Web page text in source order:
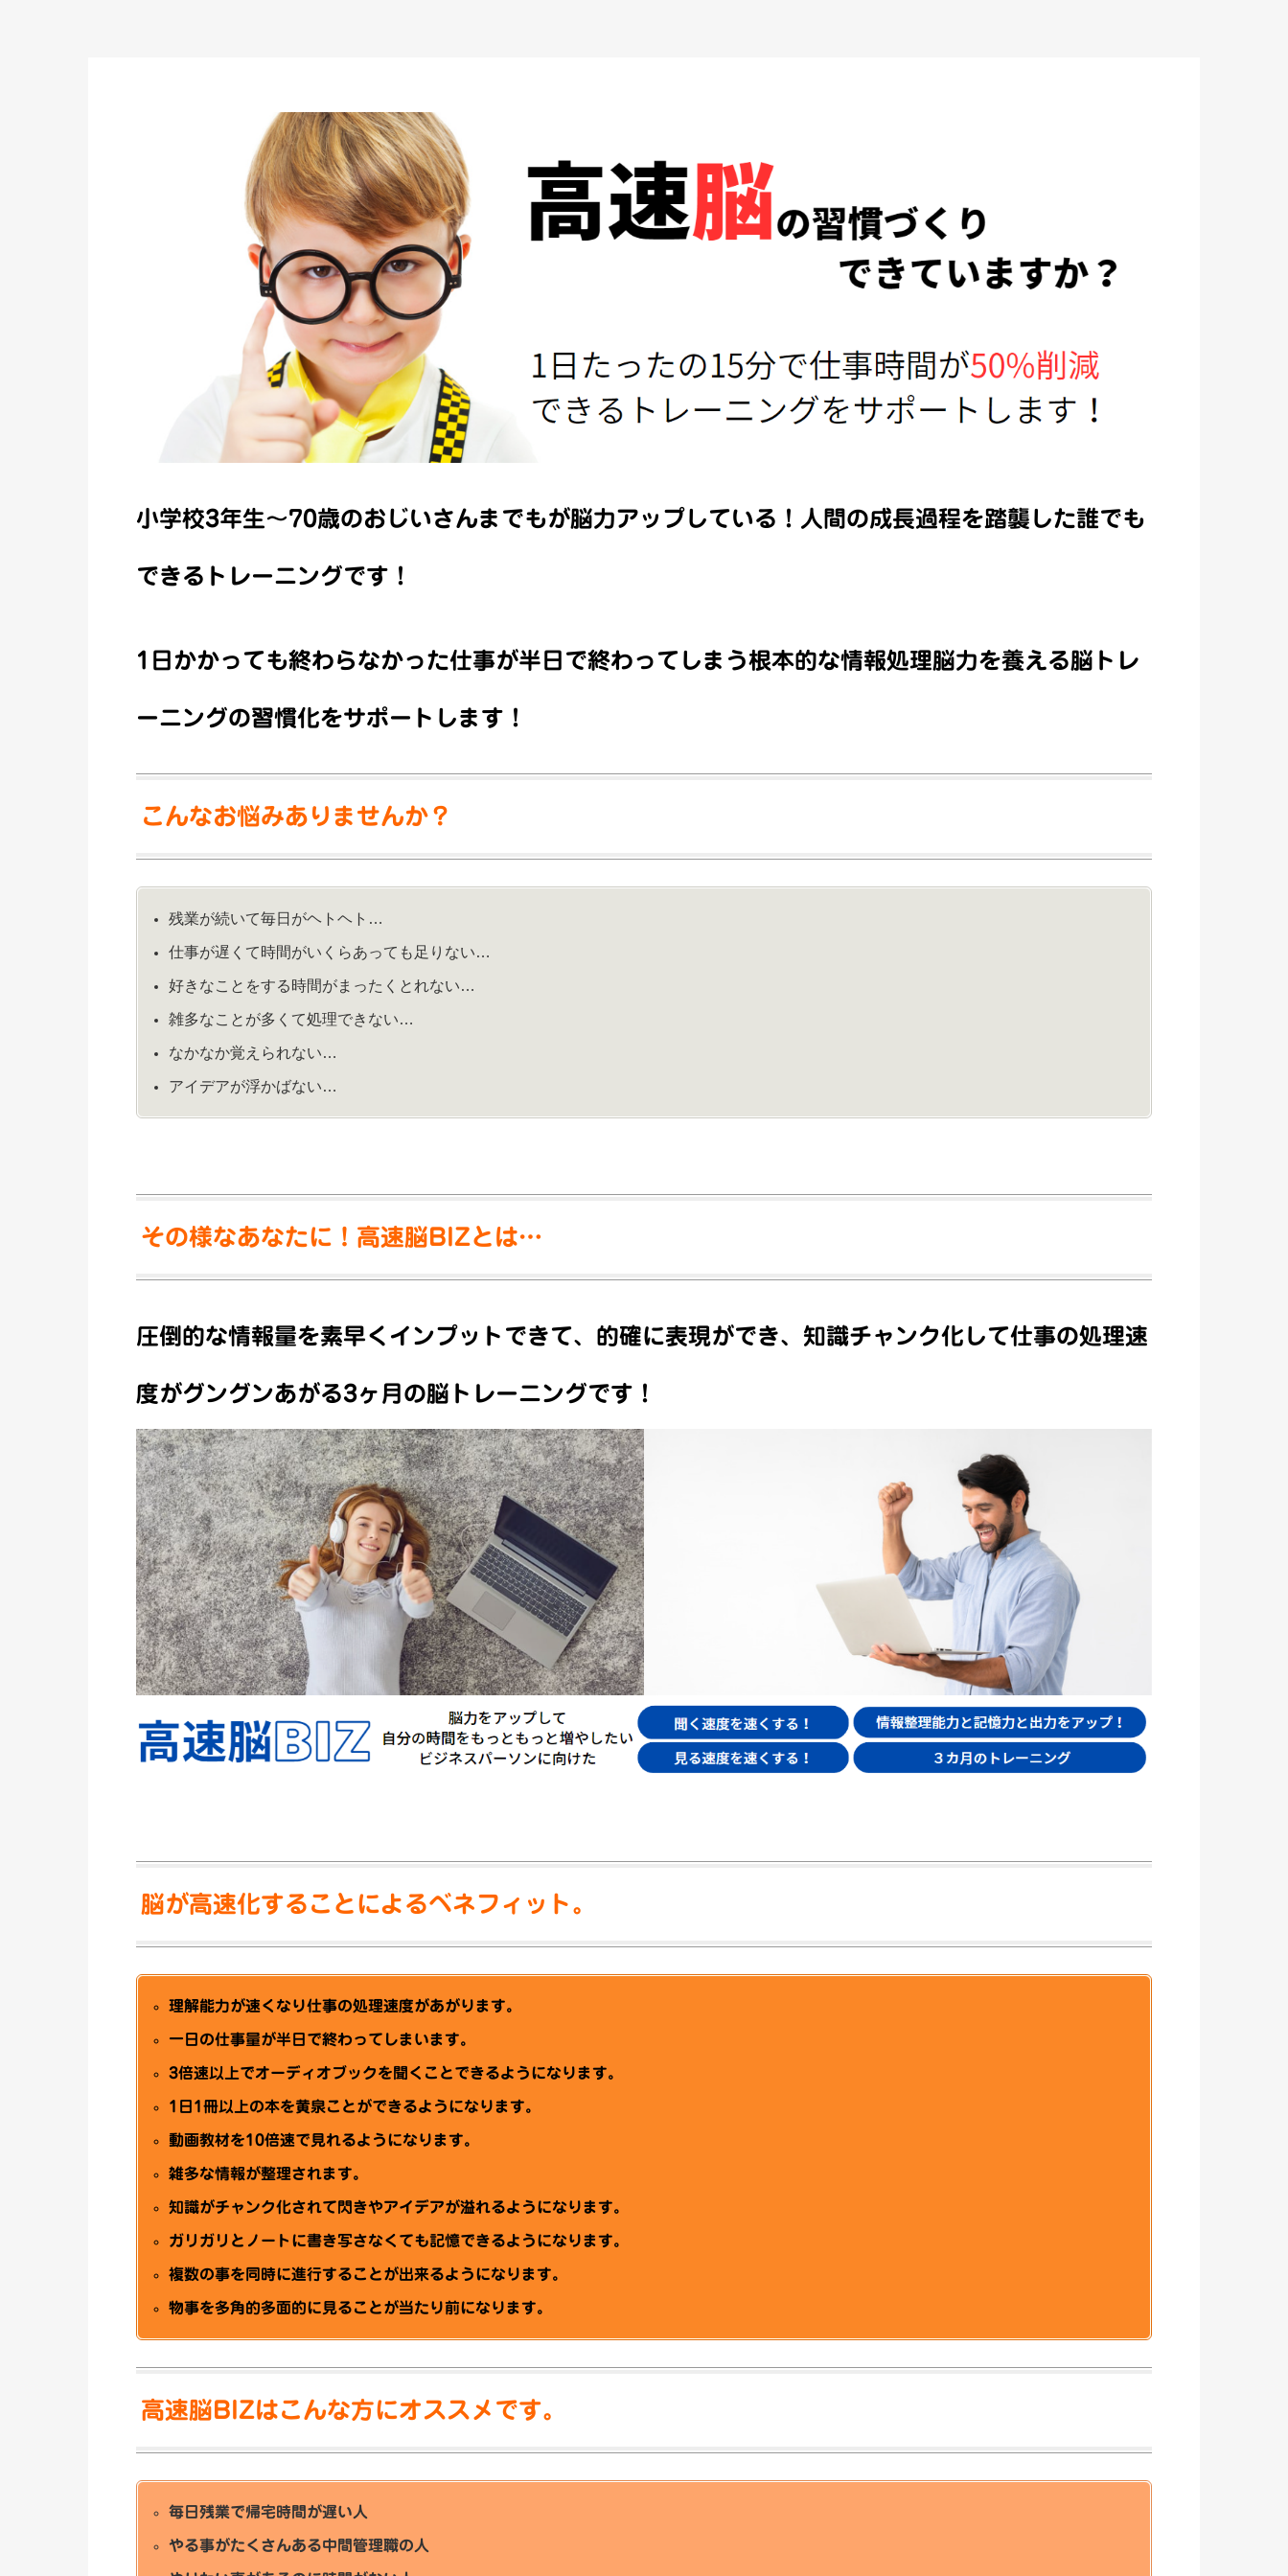
小学校3年生～70歳のおじいさんまでもが脳力アップしている！人間の成長過程を踏襲した誰でも
できるトレーニングです！
1日かかっても終わらなかった仕事が半日で終わってしまう根本的な情報処理脳力を養える脳トレ
ーニングの習慣化をサポートします！
こんなお悩みありませんか？
残業が続いて毎日がヘトヘト…
仕事が遅くて時間がいくらあっても足りない…
好きなことをする時間がまったくとれない…
雑多なことが多くて処理できない…
なかなか覚えられない…
アイデアが浮かばない…
その様なあなたに！高速脳BIZとは…
圧倒的な情報量を素早くインプットできて、的確に表現ができ、知識チャンク化して仕事の処理速
度がグングンあがる3ヶ月の脳トレーニングです！
脳が高速化することによるベネフィット。
理解能力が速くなり仕事の処理速度があがります。
一日の仕事量が半日で終わってしまいます。
3倍速以上でオーディオブックを聞くことできるようになります。
1日1冊以上の本を黄泉ことができるようになります。
動画教材を10倍速で見れるようになります。
雑多な情報が整理されます。
知識がチャンク化されて閃きやアイデアが溢れるようになります。
ガリガリとノートに書き写さなくても記憶できるようになります。
複数の事を同時に進行することが出来るようになります。
物事を多角的多面的に見ることが当たり前になります。
高速脳BIZはこんな方にオススメです。
毎日残業で帰宅時間が遅い人
やる事がたくさんある中間管理職の人